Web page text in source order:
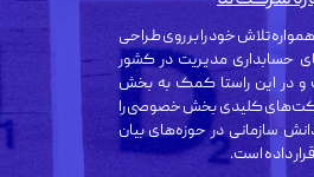
تلاش خود را بر روی طراحی
حسابداری مدیریت در کشور
و در این راستا کمک به بخش
کلیدی بخش خصوصی را
سازمانی در حوزه‌های بیان
داده است.